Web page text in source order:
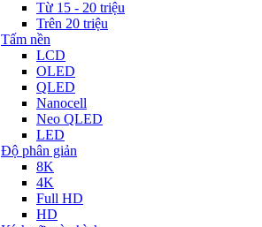
Từ 15 - 20 triệu
Trên 20 triệu
Tấm nền
LCD
OLED
QLED
Nanocell
Neo QLED
LED
Độ phân giản
8K
4K
Full HD
HD